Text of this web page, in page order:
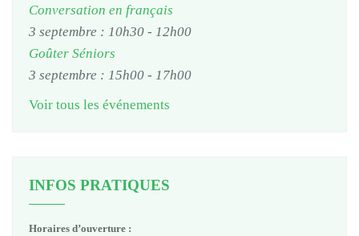
Conversation en français
3 septembre : 10h30 - 12h00
Goûter Séniors
3 septembre : 15h00 - 17h00
Voir tous les événements
INFOS PRATIQUES
Horaires d’ouverture :